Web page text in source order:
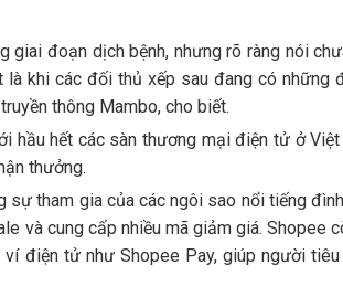
đoạn dịch bệnh, nhưng rõ ràng nói
khi các đối thủ xếp sau đang có những
thông Mambo, cho biết.
hầu hết các sàn thương mại điện tử ở Việt
thưởng.
sự tham gia của các ngôi sao nổi tiếng
và cung cấp nhiều mã giảm giá. Shopee
điện tử như Shopee Pay, giúp người